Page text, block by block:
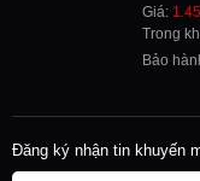
Giá:
Trong
Bảo
Đăng ký nhận tin khuyến